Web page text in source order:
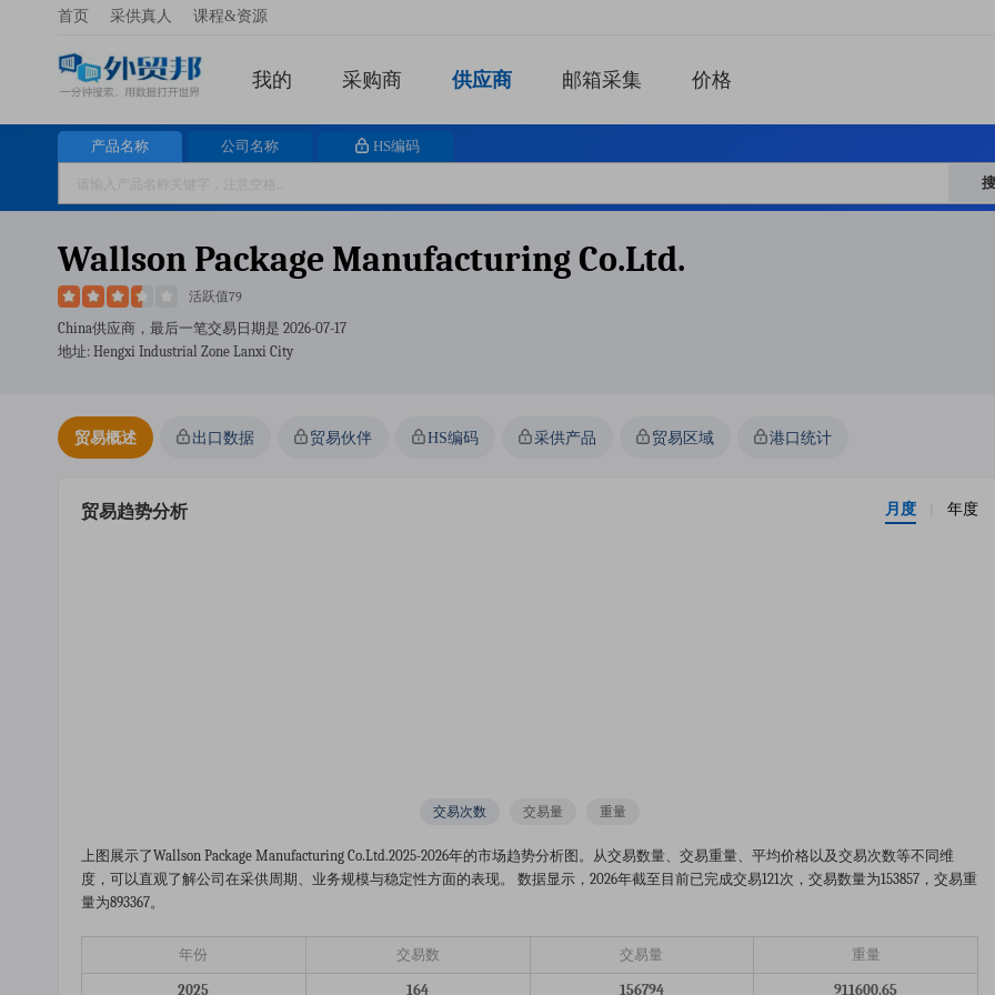
首页 采供真人 课程&资源
我的 采购商 供应商 邮箱采集 价格
产品名称 公司名称 HS编码
Wallson Package Manufacturing Co.ltd.
活跃值79
China供应商，最后一笔交易日期是 2026-07-17
地址: Hengxi Industrial Zone Lanxi City
贸易概述 出口数据 贸易伙伴 HS编码 采供产品 贸易区域 港口统计
贸易趋势分析 月度 年度
交易次数 交易量 重量
上图展示了wallson Package Manufacturing Co.ltd.2025-2026年的市场趋势分析图。从交易数量、交易重量、平均价格以及交易次数等不同维
度，可以直观了解公司在采供周期、业务规模与稳定性方面的表现。 数据显示，2026年截至目前已完成交易121次，交易数量为153857，交易重
量为893367。
年份 交易数 交易量 重量
2025 164 156794
911600.65